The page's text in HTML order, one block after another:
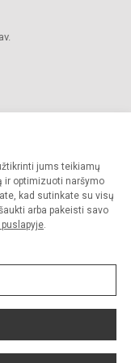
jums teikiamų
ir optimizuoti naršymo
kad sutinkate su visų
arba pakeisti savo
.
Visos teisės saugomos.
griežtai draudžiama.
valdymas